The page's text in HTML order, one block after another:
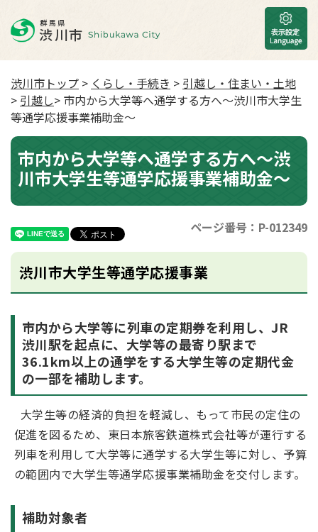
渋川市トップ > くらし・手続き > 引越し・住まい・土地
> 引越し> 市内から大学等へ通学する方へ～渋川市大学生
等通学応援事業補助金～
市内から大学等へ通学する方へ～渋
川市大学生等通学応援事業補助金～
ページ番号：P-012349
渋川市大学生等通学応援事業
市内から大学等に列車の定期券を利用し、JR
渋川駅を起点に、大学等の最寄り駅まで
36.1km以上の通学をする大学生等の定期代金
の一部を補助します。
大学生等の経済的負担を軽減し、もって市民の定住の
促進を図るため、東日本旅客鉄道株式会社等が運行する
列車を利用して大学等に通学する大学生等に対し、予算
の範囲内で大学生等通学応援事業補助金を交付します。
補助対象者